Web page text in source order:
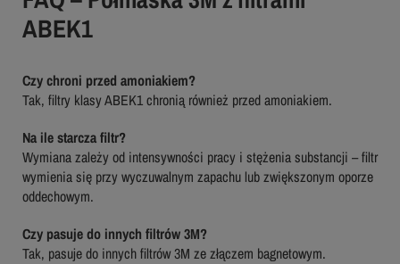
ABEK1
Czy chroni przed amoniakiem?
Tak, filtry klasy ABEK1 chronią również przed amoniakiem.
Na ile starcza filtr?
Wymiana zależy od intensywności pracy i stężenia substancji – filtr
wymienia się przy wyczuwalnym zapachu lub zwiększonym oporze
oddechowym.
Czy pasuje do innych filtrów 3M?
Tak, pasuje do innych filtrów 3M ze złączem bagnetowym.